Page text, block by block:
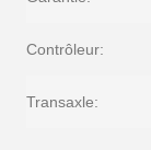
Contrôleur:
Transaxle: